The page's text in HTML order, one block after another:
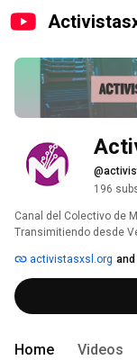
196
Canal del Colectivo de
Transimitiendo desde
Manas, en Telegram
activistasxsl.org
Home Videos